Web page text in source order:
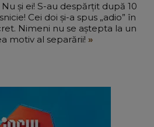
Cei doi și-a spus „adio” în
Nimeni nu se aștepta la un
motiv al separării!